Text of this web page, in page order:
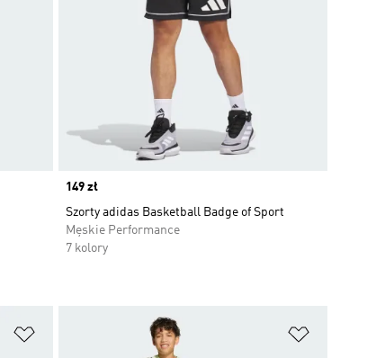
Price
149 zł
Szorty adidas Basketball Badge of Sport
Męskie Performance
7 kolory
Dodaj do listy życzeń